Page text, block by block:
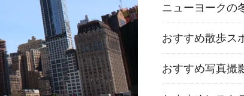
ニューヨークの
おすすめ散歩ス
おすすめ写真撮